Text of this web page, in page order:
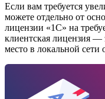
Если вам требуется
можете отдельно от
лицензии «1С» на
клиентская лицензия —
место в локальной сети